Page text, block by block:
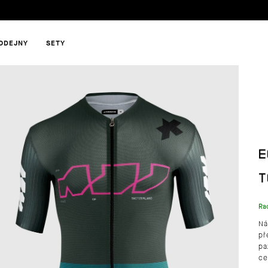
SETY
HLEDAT
DOPORUČUJEME